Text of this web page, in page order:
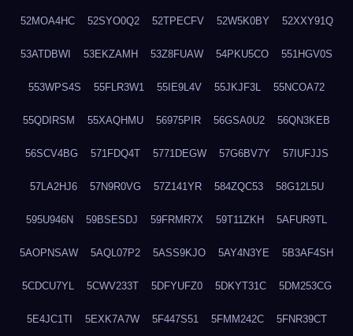
52MOA4HC 52SYO0Q2 52TPECFV 52W5K0BY 52XXY91Q
53ATDBWI 53EKZAMH 53Z8FUAW 54PKU5CO 551HGV0S
553WPS4S 55FLR3W1 55IE9L4V 55JKJF3L 55NCOA72
55QDIRSM 55XAQHMU 56975PIR 56GSA0U2 56QN3KEB
56SCV4BG 571FDQ4T 5771DEGW 57G6BV7Y 57IUFJJS
57LA2HJ6 57N9R0VG 57Z141YR 584ZQC53 58G12L5U
595U946N 59BSESDJ 59FRMR7X 59T11ZKH 5AFUR9TL
5AOPNSAW 5AQL07P2 5ASS9KJO 5AY4N3YE 5B3AF4SH
5CDCU7YL 5CWV233T 5DFYUFZ0 5DKYT31C 5DM253CG
5E4JC1TI 5EXK7A7W 5F447S51 5FMM242C 5FNR39CT